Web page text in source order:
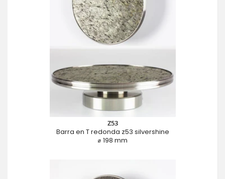
Z53
Barra en T redonda z53 silvershine
⌀ 198 mm